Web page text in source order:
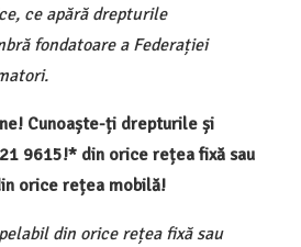
ce apără drepturile
fondatoare a Federației
Cunoaște-ți drepturile și
9615!* din orice rețea fixă sau
orice rețea mobilă!
din orice rețea fixă sau